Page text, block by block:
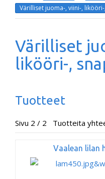
Värilliset juoma-, viini-,
Värilliset
likööri-,
Tuotteet
Sivu 2 / 2 Tuotteita
Vaalean lilan